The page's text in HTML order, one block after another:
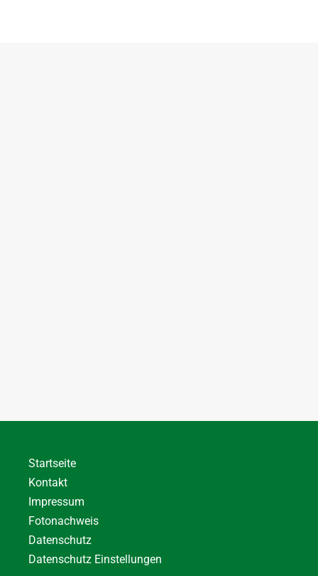
Startseite
Kontakt
Impressum
Fotonachweis
Datenschutz
Datenschutz Einstellungen